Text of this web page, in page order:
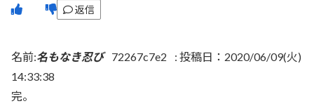
返信
名前:名もなき忍び 72267c7e2 : 投稿日：2020/06/09(火)
14:33:38
完。